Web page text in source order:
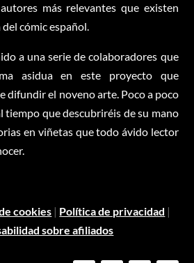
más relevantes que existen
cómic español.
a una serie de colaboradores que
asidua en este proyecto que
difundir el noveno arte. Poco a poco
tiempo que descubriréis de su mano
en viñetas que todo ávido lector
cookies | Política de privacidad |
sobre afiliados